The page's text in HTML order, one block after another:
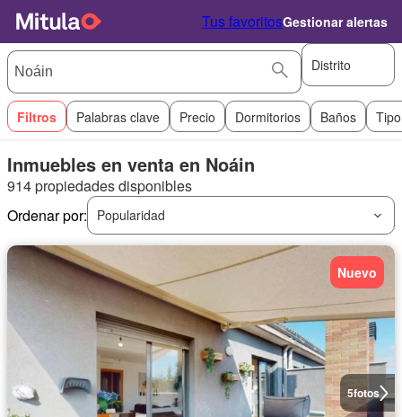
Tus favoritosGestionar alertas
Distrito
Filtros Palabras clave Precio Dormitorios Baños
Inmuebles en venta en Noáin
914 propiedades disponibles
Ordenar por:
Popularidad
5fotos
Nuevo